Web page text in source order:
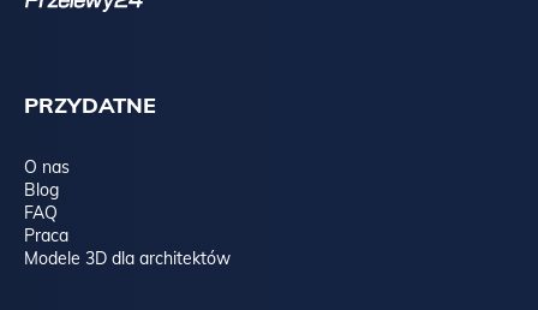
PRZYDATNE
O nas
Blog
FAQ
Praca
Modele 3D dla architektów